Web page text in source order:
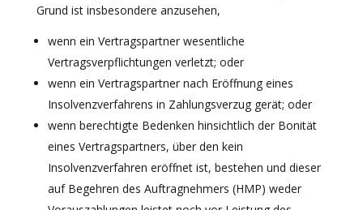
Grund ist insbesondere anzusehen,
wenn ein Vertragspartner wesentliche
Vertragsverpflichtungen verletzt; oder
wenn ein Vertragspartner nach Eröffnung eines
Insolvenzverfahrens in Zahlungsverzug gerät; oder
wenn berechtigte Bedenken hinsichtlich der Bonität
eines Vertragspartners, über den kein
Insolvenzverfahren eröffnet ist, bestehen und dieser
auf Begehren des Auftragnehmers (HMP) weder